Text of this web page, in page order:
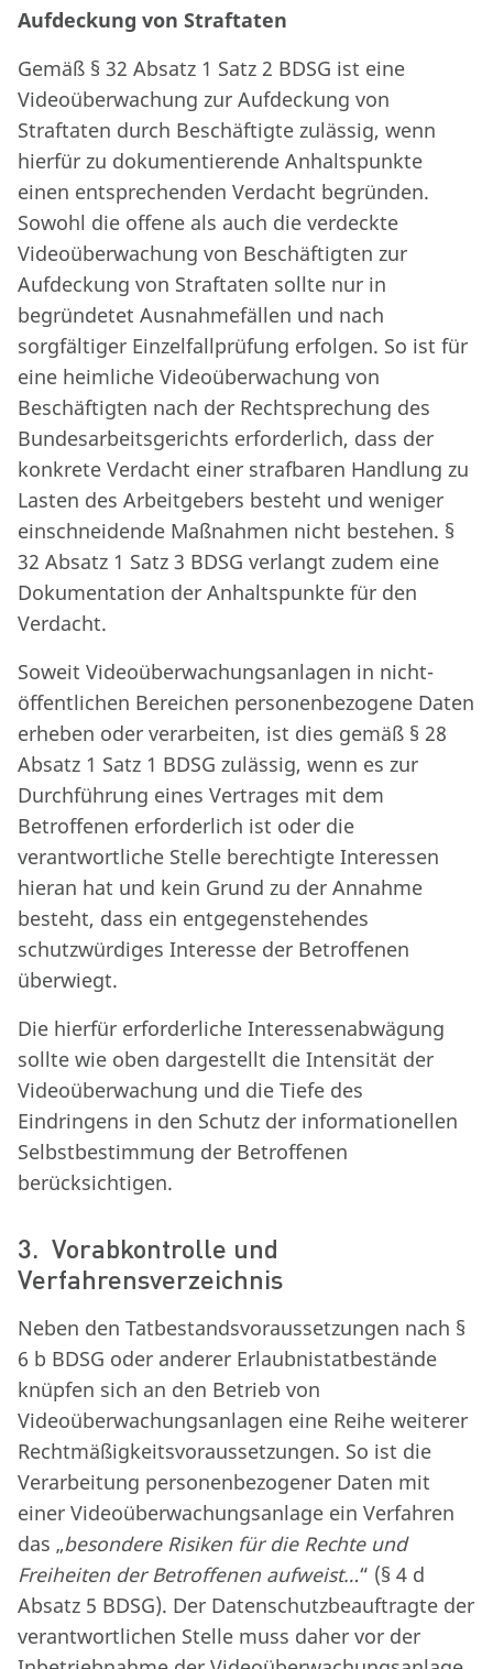
Aufdeckung von Straftaten
Gemäß § 32 Absatz 1 Satz 2 BDSG ist eine
Videoüberwachung zur Aufdeckung von
Straftaten durch Beschäftigte zulässig, wenn
hierfür zu dokumentierende Anhaltspunkte
einen entsprechenden Verdacht begründen.
Sowohl die offene als auch die verdeckte
Videoüberwachung von Beschäftigten zur
Aufdeckung von Straftaten sollte nur in
begründetet Ausnahmefällen und nach
sorgfältiger Einzelfallprüfung erfolgen. So ist für
eine heimliche Videoüberwachung von
Beschäftigten nach der Rechtsprechung des
Bundesarbeitsgerichts erforderlich, dass der
konkrete Verdacht einer strafbaren Handlung zu
Lasten des Arbeitgebers besteht und weniger
einschneidende Maßnahmen nicht bestehen. §
32 Absatz 1 Satz 3 BDSG verlangt zudem eine
Dokumentation der Anhaltspunkte für den
Verdacht.
Soweit Videoüberwachungsanlagen in nicht-
öffentlichen Bereichen personenbezogene Daten
erheben oder verarbeiten, ist dies gemäß § 28
Absatz 1 Satz 1 BDSG zulässig, wenn es zur
Durchführung eines Vertrages mit dem
Betroffenen erforderlich ist oder die
verantwortliche Stelle berechtigte Interessen
hieran hat und kein Grund zu der Annahme
besteht, dass ein entgegenstehendes
schutzwürdiges Interesse der Betroffenen
überwiegt.
Die hierfür erforderliche Interessenabwägung
sollte wie oben dargestellt die Intensität der
Videoüberwachung und die Tiefe des
Eindringens in den Schutz der informationellen
Selbstbestimmung der Betroffenen
berücksichtigen.
3. Vorabkontrolle und
Verfahrensverzeichnis
Neben den Tatbestandsvoraussetzungen nach §
6 b BDSG oder anderer Erlaubnistatbestände
knüpfen sich an den Betrieb von
Videoüberwachungsanlagen eine Reihe weiterer
Rechtmäßigkeitsvoraussetzungen. So ist die
Verarbeitung personenbezogener Daten mit
einer Videoüberwachungsanlage ein Verfahren
das „besondere Risiken für die Rechte und
Freiheiten der Betroffenen aufweist…“ (§ 4 d
Absatz 5 BDSG). Der Datenschutzbeauftragte der
verantwortlichen Stelle muss daher vor der